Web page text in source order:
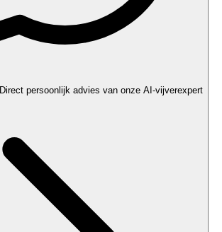
Direct persoonlijk advies van onze AI-vijverexpert